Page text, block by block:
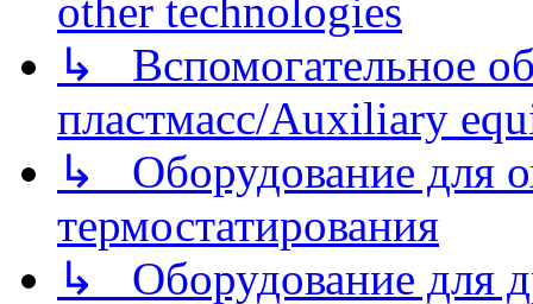
other technologies
↳ Вспомогательное
пластмасс/Auxiliary
↳ Оборудование для
термостатирования
↳ Оборудование для